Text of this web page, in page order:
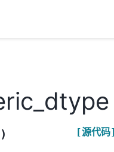
) [源代码]